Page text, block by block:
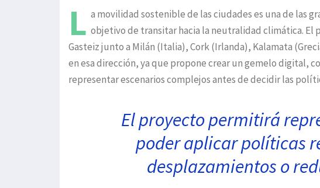
L a movilidad sostenible de las ciudades es una de las
objetivo de transitar hacia la neutralidad climática. El
Gasteiz junto a Milán (Italia), Cork (Irlanda), Kalamata
en esa dirección, ya que propone crear un gemelo digital,
representar escenarios complejos antes de decidir las
El proyecto permitirá
poder aplicar políticas
desplazamientos o